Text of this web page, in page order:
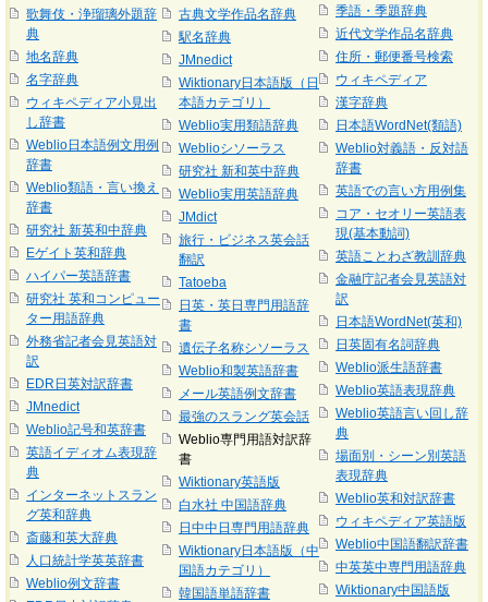
歌舞伎・浄瑠璃外題辞
典
地名辞典
名字辞典
ウィキペディア小見出
し辞書
Weblio日本語例文用例
辞書
Weblio類語・言い換え
辞書
研究社 新英和中辞典
Eゲイト英和辞典
ハイパー英語辞書
研究社 英和コンピュー
ター用語辞典
外務省記者会見英語対
訳
EDR日英対訳辞書
JMnedict
Weblio記号和英辞書
英語イディオム表現辞
典
インターネットスラン
グ英和辞典
斎藤和英大辞典
人口統計学英英辞書
Weblio例文辞書
古典文学作品名辞典
駅名辞典
JMnedict
Wiktionary日本語版（日
本語カテゴリ）
Weblio実用類語辞典
Weblioシソーラス
研究社 新和英中辞典
Weblio実用英語辞典
JMdict
旅行・ビジネス英会話
翻訳
Tatoeba
日英・英日専門用語辞
書
遺伝子名称シソーラス
Weblio和製英語辞書
メール英語例文辞書
最強のスラング英会話
Weblio専門用語対訳辞
書
Wiktionary英語版
白水社 中国語辞典
日中中日専門用語辞典
Wiktionary日本語版（中
国語カテゴリ）
韓国語単語辞書
季語・季題辞典
近代文学作品名辞典
住所・郵便番号検索
ウィキペディア
漢字辞典
日本語WordNet(類語)
Weblio対義語・反対語
辞書
英語での言い方用例集
コア・セオリー英語表
現(基本動詞)
英語ことわざ教訓辞典
金融庁記者会見英語対
訳
日本語WordNet(英和)
日英固有名詞辞典
Weblio派生語辞書
Weblio英語表現辞典
Weblio英語言い回し辞
典
場面別・シーン別英語
表現辞典
Weblio英和対訳辞書
ウィキペディア英語版
Weblio中国語翻訳辞書
中英英中専門用語辞典
Wiktionary中国語版